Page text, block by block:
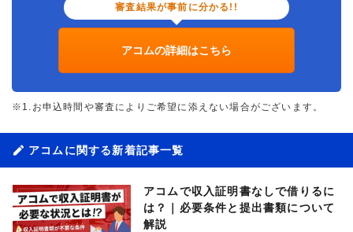
審査結果が事前に分かる!!
アコムの詳細はこちら
※1.お申込時間や審査によりご希望に添えない場合がございます。
アコムに関する新着記事一覧
アコムで収入証明書なしで借りるに
は？｜必要条件と提出書類について
解説